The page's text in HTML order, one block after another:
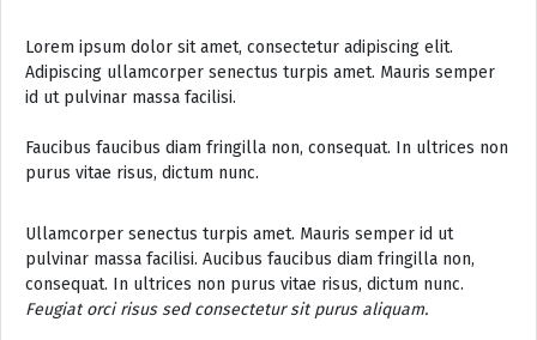
Lorem ipsum dolor sit amet, consectetur adipiscing elit.
Adipiscing ullamcorper senectus turpis amet. Mauris semper
id ut pulvinar massa facilisi.
Faucibus faucibus diam fringilla non, consequat. In ultrices non
purus vitae risus, dictum nunc.
Ullamcorper senectus turpis amet. Mauris semper id ut
pulvinar massa facilisi. Aucibus faucibus diam fringilla non,
consequat. In ultrices non purus vitae risus, dictum nunc.
Feugiat orci risus sed consectetur sit purus aliquam.